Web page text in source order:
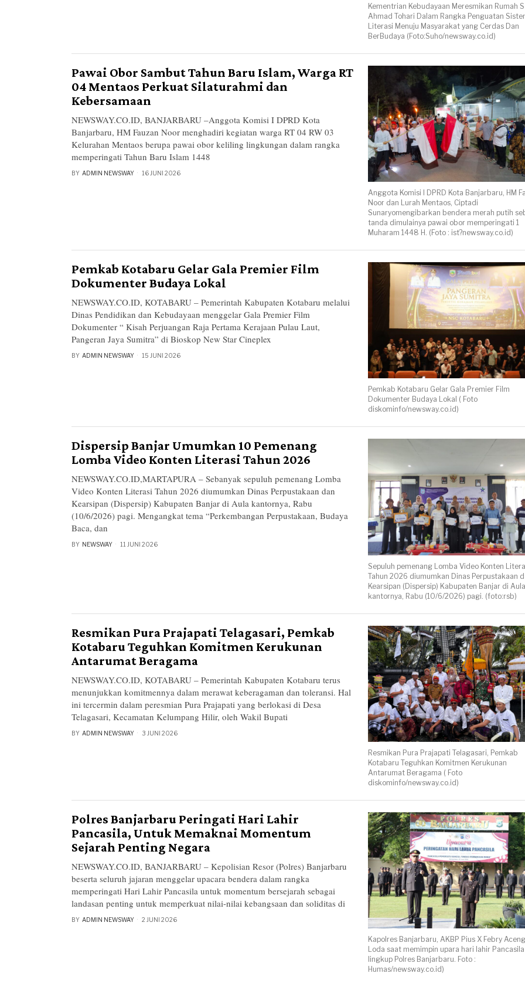
Kementrian Kebudayaan Meresmikan Rumah
Ahmad Tohari Dalam Rangka Penguatan
Literasi Menuju Masyarakat yang Cerdas Dan
BerBudaya (Foto:Suho/newsway.co.id)
Anggota Komisi I DPRD Kota Banjarbaru, HM
Noor dan Lurah Mentaos, Ciptadi
Sunaryomengibarkan bendera merah putih
tanda dimulainya pawai obor memperingati 1
Muharam 1448 H. (Foto : ist?newsway.co.id)
Pawai Obor Sambut Tahun Baru Islam, Warga RT
04 Mentaos Perkuat Silaturahmi dan
Kebersamaan
NEWSWAY.CO.ID, BANJARBARU –Anggota Komisi I DPRD Kota
Banjarbaru, HM Fauzan Noor menghadiri kegiatan warga RT 04 RW 03
Kelurahan Mentaos berupa pawai obor keliling lingkungan dalam rangka
memperingati Tahun Baru Islam 1448
BY ADMIN NEWSWAY 16 JUNI 2026
Pemkab Kotabaru Gelar Gala Premier Film
Dokumenter Budaya Lokal ( Foto
diskominfo/newsway.co.id)
Pemkab Kotabaru Gelar Gala Premier Film
Dokumenter Budaya Lokal
NEWSWAY.CO.ID, KOTABARU – Pemerintah Kabupaten Kotabaru melalui
Dinas Pendidikan dan Kebudayaan menggelar Gala Premier Film
Dokumenter “ Kisah Perjuangan Raja Pertama Kerajaan Pulau Laut,
Pangeran Jaya Sumitra” di Bioskop New Star Cineplex
BY ADMIN NEWSWAY 15 JUNI 2026
Sepuluh pemenang Lomba Video Konten
Tahun 2026 diumumkan Dinas Perpustakaan
Kearsipan (Dispersip) Kabupaten Banjar di Aula
kantornya, Rabu (10/6/2026) pagi. (foto:rsb)
Dispersip Banjar Umumkan 10 Pemenang
Lomba Video Konten Literasi Tahun 2026
NEWSWAY.CO.ID,MARTAPURA – Sebanyak sepuluh pemenang Lomba
Video Konten Literasi Tahun 2026 diumumkan Dinas Perpustakaan dan
Kearsipan (Dispersip) Kabupaten Banjar di Aula kantornya, Rabu
(10/6/2026) pagi. Mengangkat tema “Perkembangan Perpustakaan, Budaya
Baca, dan
BY NEWSWAY 11 JUNI 2026
Resmikan Pura Prajapati Telagasari, Pemkab
Kotabaru Teguhkan Komitmen Kerukunan
Antarumat Beragama ( Foto
diskominfo/newsway.co.id)
Resmikan Pura Prajapati Telagasari, Pemkab
Kotabaru Teguhkan Komitmen Kerukunan
Antarumat Beragama
NEWSWAY.CO.ID, KOTABARU – Pemerintah Kabupaten Kotabaru terus
menunjukkan komitmennya dalam merawat keberagaman dan toleransi. Hal
ini tercermin dalam peresmian Pura Prajapati yang berlokasi di Desa
Telagasari, Kecamatan Kelumpang Hilir, oleh Wakil Bupati
BY ADMIN NEWSWAY 3 JUNI 2026
Kapolres Banjarbaru, AKBP Pius X Febry Aceng
Loda saat memimpin upara hari lahir
lingkup Polres Banjarbaru. Foto :
Humas/newsway.co.id)
Polres Banjarbaru Peringati Hari Lahir
Pancasila, Untuk Memaknai Momentum
Sejarah Penting Negara
NEWSWAY.CO.ID, BANJARBARU – Kepolisian Resor (Polres) Banjarbaru
beserta seluruh jajaran menggelar upacara bendera dalam rangka
memperingati Hari Lahir Pancasila untuk momentum bersejarah sebagai
landasan penting untuk memperkuat nilai-nilai kebangsaan dan soliditas di
BY ADMIN NEWSWAY 2 JUNI 2026